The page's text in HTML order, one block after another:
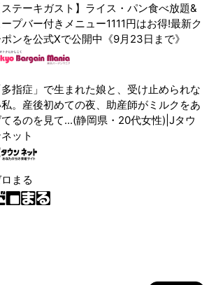
ステーキガスト】ライス・パン食べ放題&
プバー付きメニュー1111円はお得!最新ク
ンを公式Xで公開中《9月23日まで》
多指症」で生まれた娘と、受け止められな
。産後初めての夜、助産師がミルクをあ
るのを見て...(静岡県・20代女性)|Jタウ
ット
まる